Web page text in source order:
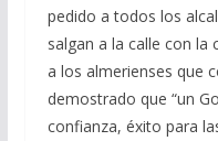
pedido a todos los
salgan a la calle con la
a los almerienses que
demostrado que “un
confianza, éxito para